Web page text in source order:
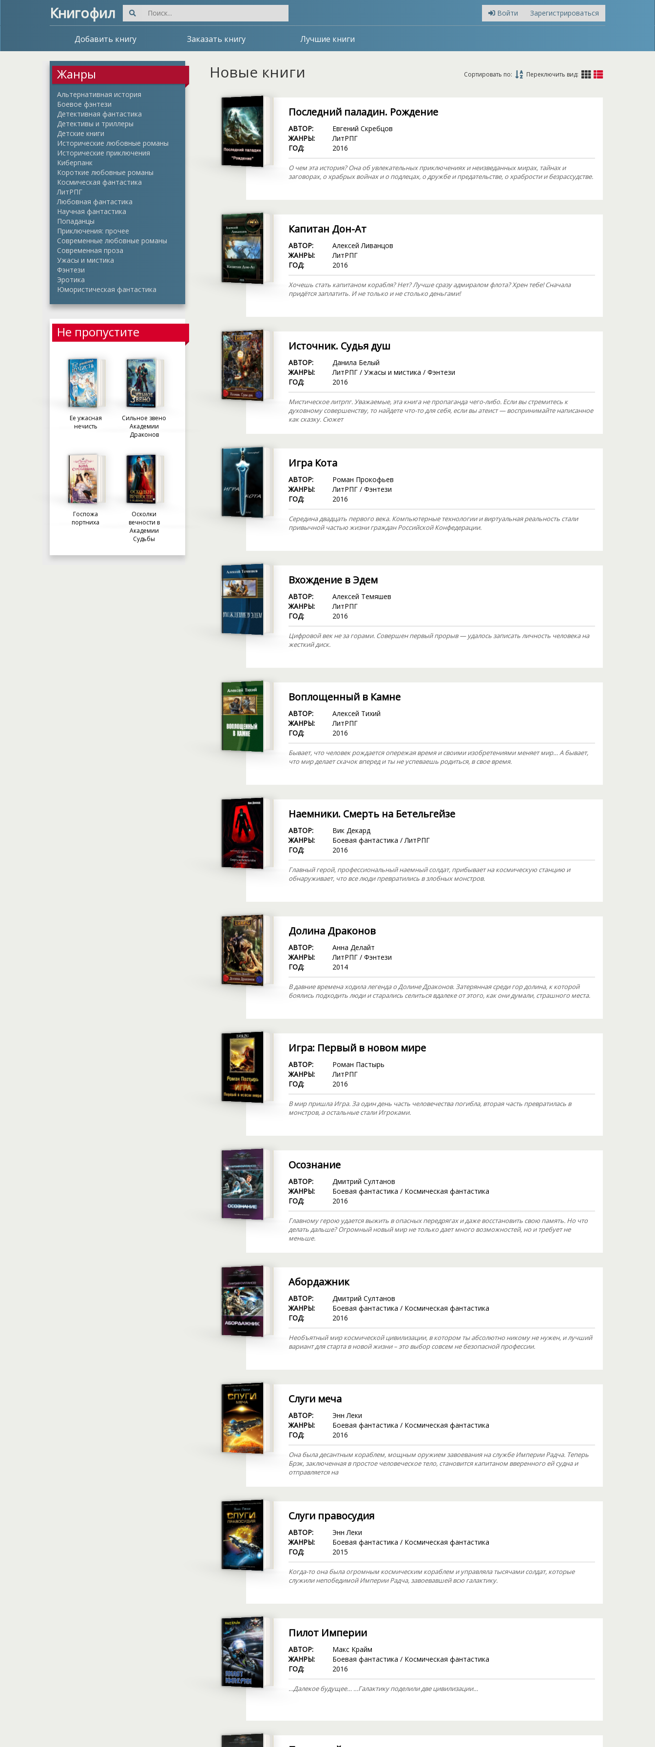
Книгофил Войти Зарегистрироваться
Добавить книгу Заказать книгу Лучшие книги
Жанры
Альтернативная история
Боевое фэнтези
Детективная фантастика
Детективы и триллеры
Детские книги
Исторические любовные романы
Исторические приключения
Киберпанк
Короткие любовные романы
Космическая фантастика
ЛитРПГ
Любовная фантастика
Научная фантастика
Попаданцы
Приключения: прочее
Современные любовные романы
Современная проза
Ужасы и мистика
Фэнтези
Эротика
Юмористическая фантастика
Не пропустите
Ее ужасная
нечисть
Сильное звено
Академии
Драконов
Госпожа
портниха
Осколки
вечности в
Академии
Судьбы
Новые книги Сортировать по: Переключить вид:
Последний паладин. Рождение
АВТОР:
Евгений Скребцов
ЖАНРЫ:
ЛитРПГ
ГОД:
2016
О чем эта история? Она об увлекательных приключениях и неизведанных мирах, тайнах и
заговорах, о храбрых войнах и о подлецах, о дружбе и предательстве, о храбрости и безрассудстве.
Капитан Дон-Ат
АВТОР:
Алексей Ливанцов
ЖАНРЫ:
ЛитРПГ
ГОД:
2016
Хочешь стать капитаном корабля? Нет? Лучше сразу адмиралом флота? Хрен тебе! Сначала
придётся заплатить. И не только и не столько деньгами!
Источник. Судья душ
АВТОР:
Данила Белый
ЖАНРЫ:
ЛитРПГ/ Ужасы и мистика / Фэнтези
ГОД:
2016
Мистическое литрпг. Уважаемые, эта книга не пропаганда чего-либо. Если вы стремитесь к
духовному совершенству, то найдете что-то для себя, если вы атеист — воспринимайте написанное
как сказку. Сюжет
Игра Кота
АВТОР:
Роман Прокофьев
ЖАНРЫ:
ЛитРПГ/ Фэнтези
ГОД:
2016
Середина двадцать первого века. Компьютерные технологии и виртуальная реальность стали
привычной частью жизни граждан Российской Конфедерации.
Вхождение в Эдем
АВТОР:
Алексей Темяшев
ЖАНРЫ:
ЛитРПГ
ГОД:
2016
Цифровой век не за горами. Совершен первый прорыв — удалось записать личность человека на
жесткий диск.
Воплощенный в Камне
АВТОР:
Алексей Тихий
ЖАНРЫ:
ЛитРПГ
ГОД:
2016
Бывает, что человек рождается опережая время и своими изобретениями меняет мир… А бывает,
что мир делает скачок вперед и ты не успеваешь родиться, в свое время.
Наемники. Смерть на Бетельгейзе
АВТОР:
Вик Декард
ЖАНРЫ:
Боевая фантастика /ЛитРПГ
ГОД:
2016
Главный герой, профессиональный наемный солдат, прибывает на космическую станцию и
обнаруживает, что все люди превратились в злобных монстров.
Долина Драконов
АВТОР:
Анна Делайт
ЖАНРЫ:
ЛитРПГ/ Фэнтези
ГОД:
2014
В давние времена ходила легенда о Долине Драконов. Затерянная среди гор долина, к которой
боялись подходить люди и старались селиться вдалеке от этого, как они думали, страшного места.
Игра: Первый в новом мире
АВТОР:
Роман Пастырь
ЖАНРЫ:
ЛитРПГ
ГОД:
2016
В мир пришла Игра. За один день часть человечества погибла, вторая часть превратилась в
монстров, а остальные стали Игроками.
Осознание
АВТОР:
Дмитрий Султанов
ЖАНРЫ:
Боевая фантастика / Космическая фантастика
ГОД:
2016
Главному герою удается выжить в опасных передрягах и даже восстановить свою память. Но что
делать дальше? Огромный новый мир не только дает много возможностей, но и требует не
меньше.
Абордажник
АВТОР:
Дмитрий Султанов
ЖАНРЫ:
Боевая фантастика / Космическая фантастика
ГОД:
2016
Необъятный мир космической цивилизации, в котором ты абсолютно никому не нужен, и лучший
вариант для старта в новой жизни – это выбор совсем не безопасной профессии.
Слуги меча
АВТОР:
Энн Леки
ЖАНРЫ:
Боевая фантастика / Космическая фантастика
ГОД:
2016
Она была десантным кораблем, мощным оружием завоевания на службе Империи Радча. Теперь
Брэк, заключенная в простое человеческое тело, становится капитаном вверенного ей судна и
отправляется на
Слуги правосудия
АВТОР:
Энн Леки
ЖАНРЫ:
Боевая фантастика / Космическая фантастика
ГОД:
2015
Когда-то она была огромным космическим кораблем и управляла тысячами солдат, которые
служили непобедимой Империи Радча, завоевавшей всю галактику.
Пилот Империи
АВТОР:
Макс Крайм
ЖАНРЫ:
Боевая фантастика / Космическая фантастика
ГОД:
2016
…Далекое будущее… …Галактику поделили две цивилизации…